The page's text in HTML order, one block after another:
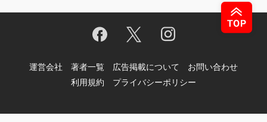
運営会社 著者一覧 広告掲載について
お問い合わせ
利用規約
プライバシーポリシー